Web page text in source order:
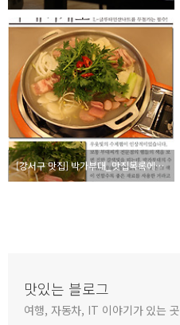
[강서구 맛집] 박가부대_맛집목록에서 제외합니다
맛있는 블로그
여행, 자동차, IT 이야기가 있는 곳